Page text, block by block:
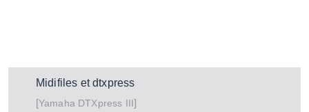
Midifiles et dtxpress
[Yamaha DTXpress III]